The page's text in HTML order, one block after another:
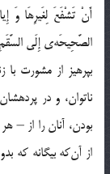
أَنْ تَشْفَعَ لِغَيرِهَا وَ
الصَّحِيحَه‌ي إِلَى السَّقَمِ
بپرهيز از مشورت
ناتوان، و در
بودن، آنان را از –
از آن‌که بيگانه كه